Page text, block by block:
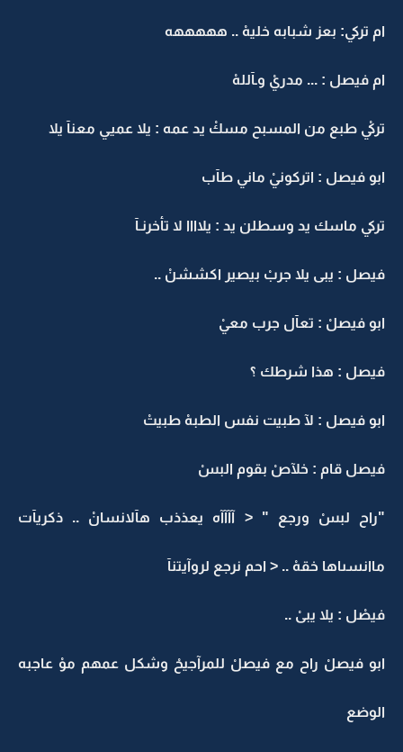
ام تركي: بعز شبابه خليهْ .. هههههه
ام فيصل : ... مدريْ وـآللهْ
تركيْ طبع من المسبح مسكْ يد عمه : يلا عميي معنآ يلا
ابو فيصل : اتركونيْ ماني طآب
تركي ماسك يد وسطلن يد : يلاااا لا تأخرنـآ
فيصل : يبى يلا جربْ بيصير اكششنْ ..
ابو فيصلْ : تعآل جرب معيْ
فيصل : هذا شرطك ؟
ابو فيصل : لآ طبيت نفس الطبهْ طبيتْ
فيصل قام : خلآصْ بقوم البسْ
"راح لبسْ ورجع " < آآآآه يعذذب هآلانسانْ .. ذكريآت
ماانسىاها خقهْ .. < احم نرجع لروآيتنآ
فيصْل : يلا يبىْ ..
ابو فيصلْ راح مع فيصلْ للمرآجيحْ وشكل عمهم موْ عاجبه
الوضع